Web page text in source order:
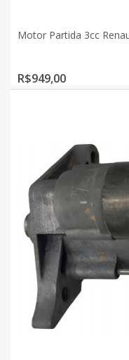
Motor Partida 3cc
R$949,00